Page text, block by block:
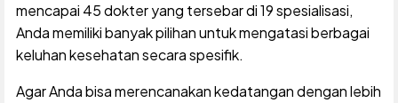
mencapai 45 dokter yang tersebar di 19 spesialisasi,
Anda memiliki banyak pilihan untuk mengatasi berbagai
keluhan kesehatan secara spesifik.
Agar Anda bisa merencanakan kedatangan dengan lebih